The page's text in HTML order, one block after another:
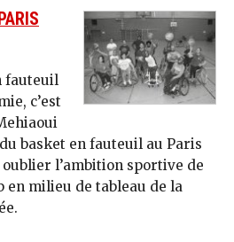
fauteuil
c’est
basket en fauteuil au Paris
l’ambition sportive de
milieu de tableau de la